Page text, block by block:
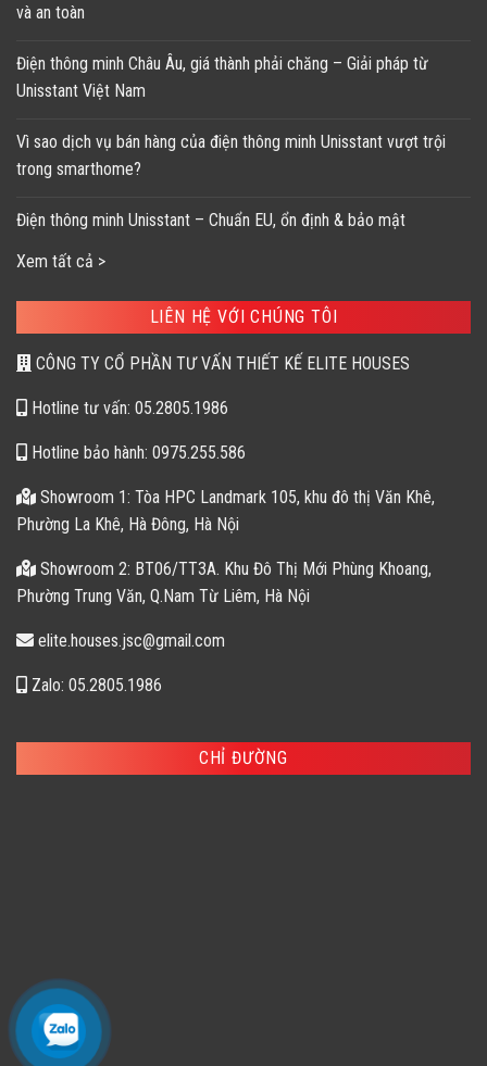
và an toàn
Điện thông minh Châu Âu, giá thành phải chăng – Giải pháp từ
Unisstant Việt Nam
Vì sao dịch vụ bán hàng của điện thông minh Unisstant vượt trội
trong smarthome?
Điện thông minh Unisstant – Chuẩn EU, ổn định & bảo mật
Xem tất cả >
LIÊN HỆ VỚI CHÚNG TÔI
CÔNG TY CỔ PHẦN TƯ VẤN THIẾT KẾ ELITE HOUSES
Hotline tư vấn: 05.2805.1986
Hotline bảo hành: 0975.255.586
Showroom 1: Tòa HPC Landmark 105, khu đô thị Văn Khê,
Phường La Khê, Hà Đông, Hà Nội
Showroom 2: BT06/TT3A. Khu Đô Thị Mới Phùng Khoang,
Phường Trung Văn, Q.Nam Từ Liêm, Hà Nội
elite.houses.jsc@gmail.com
Zalo: 05.2805.1986
CHỈ ĐƯỜNG